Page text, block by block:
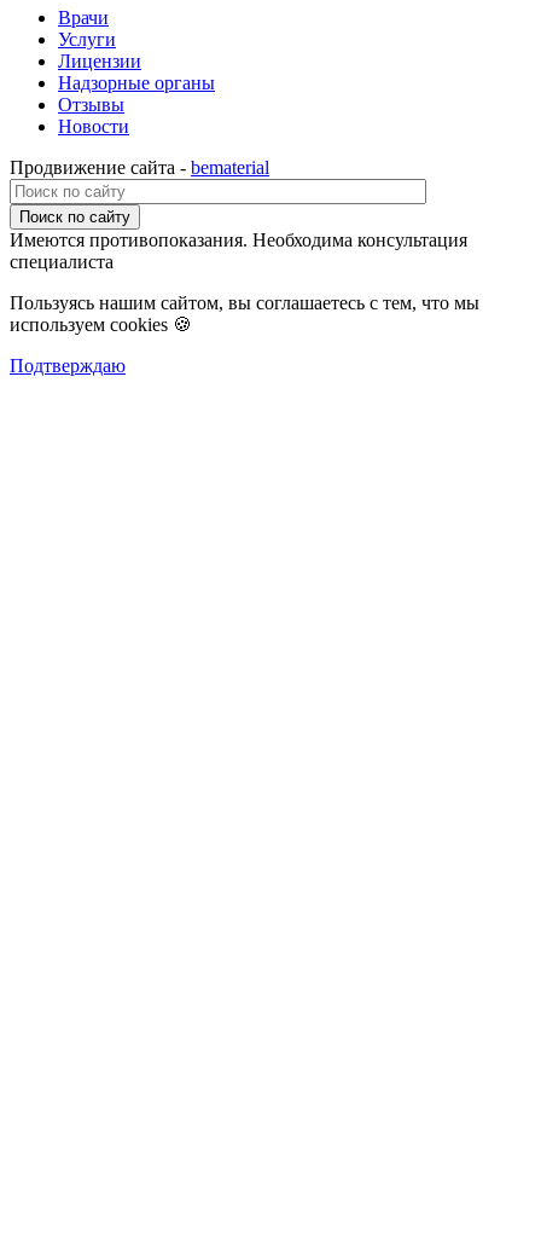
Врачи
Услуги
Лицензии
Надзорные органы
Отзывы
Новости
Продвижение сайта - bematerial
Поиск по сайту
Имеются противопоказания. Необходима консультация
специалиста
Пользуясь нашим сайтом, вы соглашаетесь с тем, что мы
используем cookies 🍪
Подтверждаю